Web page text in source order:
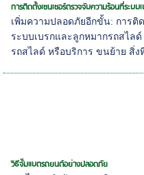
การติดตั้งเซนเซอร์ตรวจจับความร้อนที่ระบบ
เพิ่มความปลอดภัยอีกขั้น: การติ
ระบบเบรกและลูกหมากรถสไล
รถสไลด์ หรือบริการ ขนย้าย สิ่
วิธีจั๊มแบตรถยนต์อย่างปลอดภัย